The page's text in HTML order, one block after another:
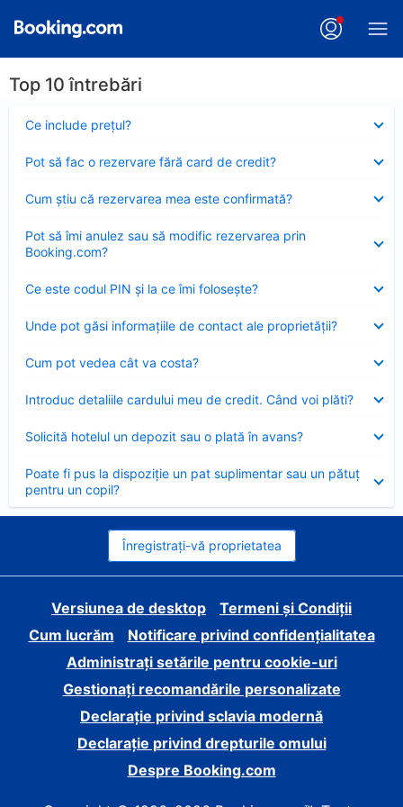
Top 10 întrebări
Ce include preţul?
închis
Pot să fac o rezervare fără card de credit?
închis
Cum ştiu că rezervarea mea este confirmată?
închis
Pot să îmi anulez sau să modific rezervarea prin
Booking.com?
închis
Ce este codul PIN şi la ce îmi foloseşte?
închis
Unde pot găsi informațiile de contact ale proprietății?
închis
Cum pot vedea cât va costa?
închis
Introduc detaliile cardului meu de credit. Când voi plăti?
închis
Solicită hotelul un depozit sau o plată în avans?
închis
Poate fi pus la dispoziție un pat suplimentar sau un pătuț
pentru un copil?
închis
Înregistrați-vă proprietatea
Versiunea de desktop
Termeni și Condiții
Cum lucrăm
Notificare privind confidențialitatea
Administrați setările pentru cookie-uri
Gestionați recomandările personalizate
Declarație privind sclavia modernă
Declarație privind drepturile omului
Despre Booking.com